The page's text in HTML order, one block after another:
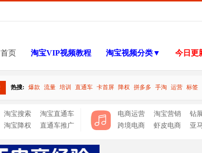
首页 淘宝VIP视频教程 淘宝视频分类▼ 今日
热搜: 爆款 流量 培训 直通车 卡首屏 降权 拼多多 手淘 运营 标签
淘宝搜索
淘宝直通车
淘宝降权 直通车推广
电商运营 淘宝营销
钻
跨境电商
虾皮电商 亚